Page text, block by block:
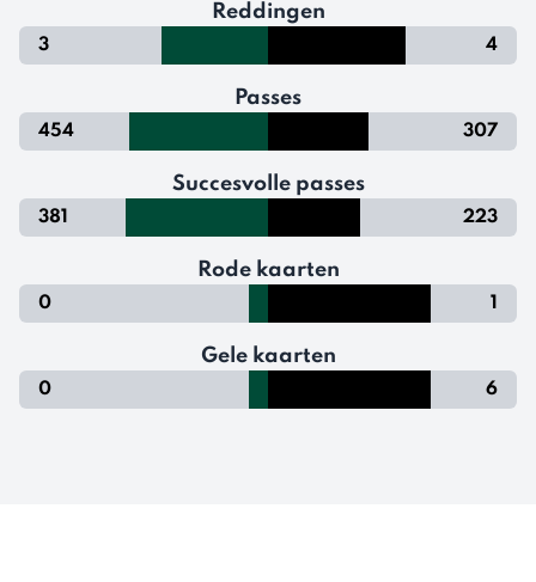
Reddingen
3 4
Passes
454 307
Succesvolle passes
381 223
Rode kaarten
0 1
Gele kaarten
0 6